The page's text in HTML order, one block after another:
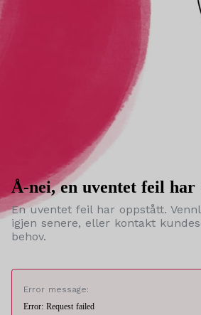
Å-nei, en uventet feil har
En uventet feil har oppstått.
igjen senere, eller kontakt
behov.
Error message:
Error: Request failed